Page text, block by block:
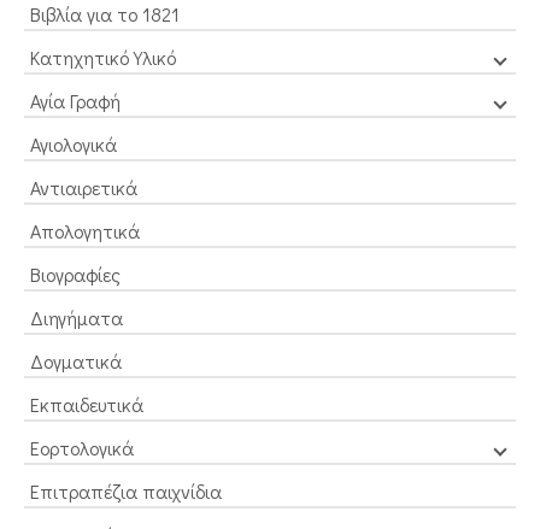
Βιβλία για το 1821
Κατηχητικό Υλικό
Αγία Γραφή
Αγιολογικά
Αντιαιρετικά
Απολογητικά
Βιογραφίες
Διηγήματα
Δογματικά
Εκπαιδευτικά
Εορτολογικά
Επιτραπέζια παιχνίδια